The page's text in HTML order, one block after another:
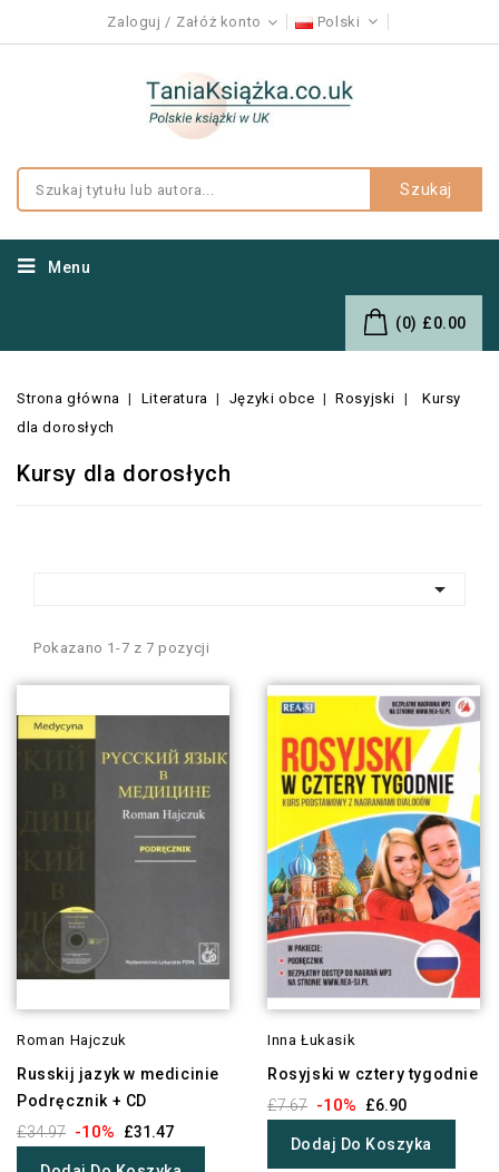
Zaloguj Załóż konto Polski
Szukaj
Menu
(0) £0.00
Strona główna Literatura Języki obce Rosyjski
Kursy
dla dorosłych
Kursy dla dorosłych

Pokazano 1-7 z 7 pozycji
Roman Hajczuk
Russkij jazyk w medicinie
Podręcznik + CD
£34.97 -10% £31.47
Inna Łukasik
Rosyjski w cztery tygodnie
£7.67 -10% £6.90
Dodaj Do Koszyka